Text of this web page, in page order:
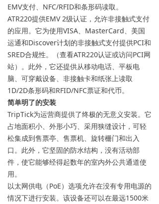
EMV支付、NFC/RFID和条形码读取。
ATR220提供EMV 2级认证，允许非接触式支付
的应用。它为使用VISA、MasterCard、美国
运通和Discover计划的非接触式支付提供PCI和
SRED合规性。（查看ATR220认证或访问PCI网
站）。此外，它还提供从移动电话、平板电
脑、可穿戴设备、非接触卡和纸张上读取
1D/2D条形码和RFID/NFC票证和代币。
简单明了的安装
TripTick为运营商提供了终极的无意义安装。它
占地面积小、外形小巧、采用狭缝设计，可轻
松集成到售票亭、售票机、旋转栅门和出入
口。此外，它坚固的防水结构，没有活动部
件，使它能够经得起数年的室内外公共通道使
用。
以太网供电（PoE）选项允许在没有专用电源的
情况下进行安装。该设备还可以在最远1500米